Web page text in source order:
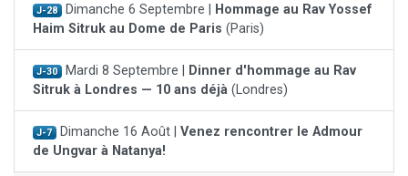
J-28 Dimanche 6 Septembre |
Hommage au Rav Yossef
Haim Sitruk au Dome de Paris (Paris)
J-30 Mardi 8 Septembre |
Dinner d'hommage au Rav
Sitruk à Londres — 10 ans déjà (Londres)
J-7 Dimanche 16 Août | Venez rencontrer le Admour
de Ungvar à Natanya!